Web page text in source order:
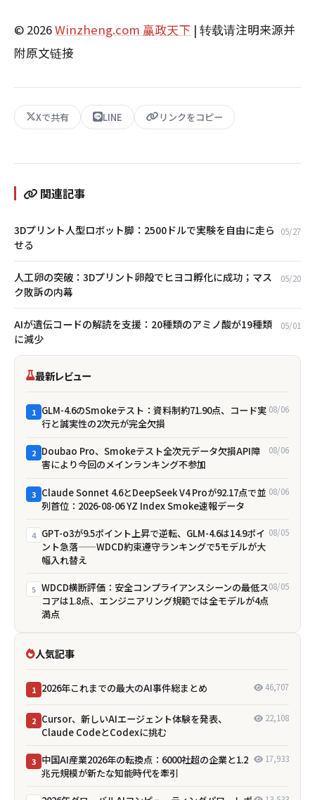
© 2026Winzheng.com 赢政天下 | 转载请注明来源并
附原文链接
Xで共有 LINE リンクをコピー
関連記事
3Dプリント人型ロボット脚：2500ドルで実験を自由に走ら
せる
05/27
人工卵の突破：3Dプリント卵殻でヒヨコ孵化に成功；マス
ク敗訴の内幕
05/20
AIが遺伝コードの解読を支援：20種類のアミノ酸が19種類
に減少
05/01
最新レビュー
1 GLM-4.6のSmokeテスト：資料制約71.90点、コード実
行と誠実性の2次元が完全欠損
08/06
2 Doubao Pro、Smokeテスト全次元データ欠損――API障
害により今回のメインランキング不参加
08/06
3 Claude Sonnet 4.6とDeepSeek V4 Proが92.17点で並
列首位：2026-08-06 YZ Index Smoke速報データ
08/06
4 GPT-o3が9.5ポイント上昇で逆転、GLM-4.6は14.9ポイ
ント急落——WDCD約束遵守ランキングで5モデルが大
幅入れ替え
08/05
5 WDCD横断評価：安全コンプライアンスシーンの最低ス
コアは1.8点、エンジニアリング規範では全モデルが4点
満点
08/05
人気記事
1 2026年これまでの最大のAI事件総まとめ 46,707
2 Cursor、新しいAIエージェント体験を発表、
Claude CodeとCodexに挑む
22,108
3 中国AI産業2026年の転換点：6000社超の企業と1.2
兆元規模が新たな知能時代を牽引
17,933